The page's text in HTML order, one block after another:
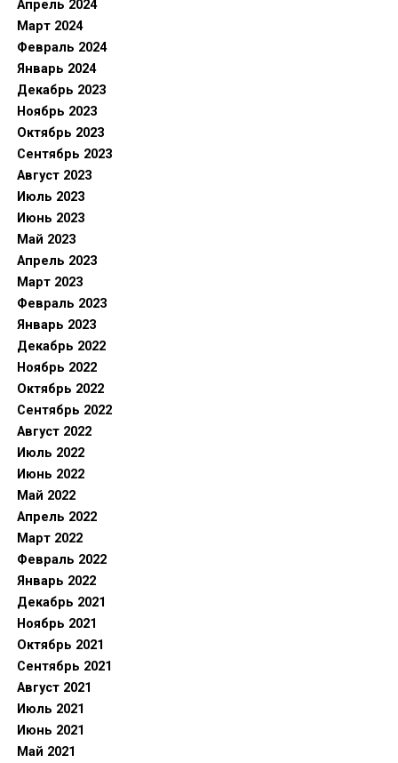
Апрель 2024
Март 2024
Февраль 2024
Январь 2024
Декабрь 2023
Ноябрь 2023
Октябрь 2023
Сентябрь 2023
Август 2023
Июль 2023
Июнь 2023
Май 2023
Апрель 2023
Март 2023
Февраль 2023
Январь 2023
Декабрь 2022
Ноябрь 2022
Октябрь 2022
Сентябрь 2022
Август 2022
Июль 2022
Июнь 2022
Май 2022
Апрель 2022
Март 2022
Февраль 2022
Январь 2022
Декабрь 2021
Ноябрь 2021
Октябрь 2021
Сентябрь 2021
Август 2021
Июль 2021
Июнь 2021
Май 2021